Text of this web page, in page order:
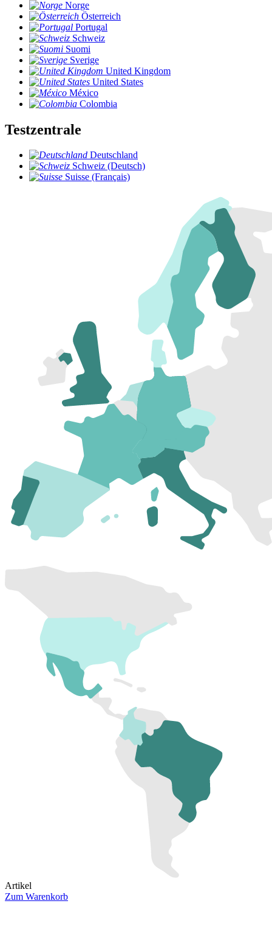
Norge
Österreich
Portugal
Schweiz
Suomi
Sverige
United Kingdom
United States
México
Colombia
Testzentrale
Deutschland
Schweiz (Deutsch)
Suisse (Français)
Artikel
Zum Warenkorb